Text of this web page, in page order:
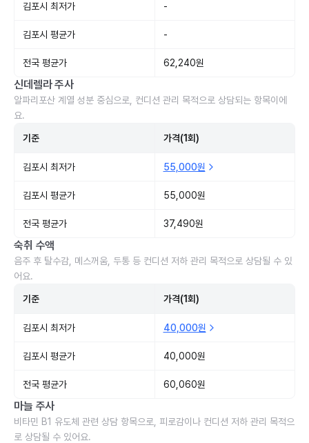
김포시 최저가 -
김포시 평균가 -
전국 평균가 62,240원
신데렐라 주사
알파리포산 계열 성분 중심으로, 컨디션 관리 목적으로 상담되는 항목이에
요.
기준 가격(1회)
김포시 최저가 55,000원
김포시 평균가 55,000원
전국 평균가 37,490원
숙취 수액
음주 후 탈수감, 메스꺼움, 두통 등 컨디션 저하 관리 목적으로 상담될 수 있
어요.
기준 가격(1회)
김포시 최저가 40,000원
김포시 평균가 40,000원
전국 평균가 60,060원
마늘 주사
비타민 B1 유도체 관련 상담 항목으로, 피로감이나 컨디션 저하 관리 목적으
로 상담될 수 있어요.